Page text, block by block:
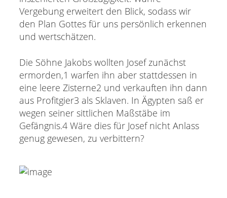
Vergebung erweitert den Blick, sodass wir
den Plan Gottes für uns persönlich erkennen
und wertschätzen.
Die Söhne Jakobs wollten Josef zunächst
ermorden,1 warfen ihn aber stattdessen in
eine leere Zisterne2 und verkauften ihn dann
aus Profitgier3 als Sklaven. In Ägypten saß er
wegen seiner sittlichen Maßstäbe im
Gefängnis.4 Wäre dies für Josef nicht Anlass
genug gewesen, zu verbittern?